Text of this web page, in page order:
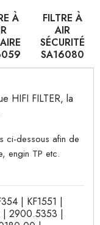
À
FILTRE À
AIR
SÉCURITÉ
SA16080
HIFI FILTER, la
ci-dessous afin de
engin TP etc.
| KF1551 |
| 2900.5353 |